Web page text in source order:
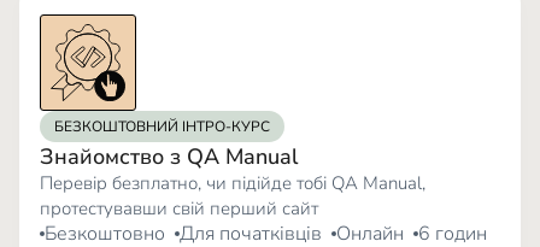
БЕЗКОШТОВНИЙ ІНТРО-КУРС
Знайомство з QA Manual
Перевір безплатно, чи підійде тобі QA Manual,
протестувавши свій перший сайт
Безкоштовно Для початківців Онлайн 6 годин